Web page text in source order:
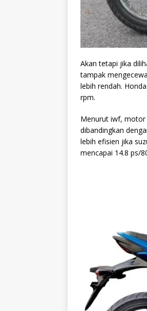
Akan tetapi jika
tampak
lebih rendah.
rpm.
Menurut iwf, motor
dibandingkan
lebih efisien jika
mencapai 14.8 ps/